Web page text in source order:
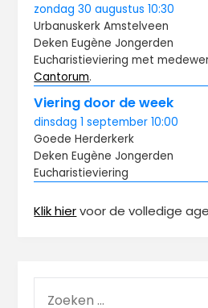
zondag 30 augustus10:30
Urbanuskerk Amstelveen
Deken Eugène Jongerden
Eucharistieviering met
Cantorum.
Viering door de week
dinsdag 1 september10:00
Goede Herderkerk
Deken Eugène Jongerden
Eucharistieviering
Klik hiervoor de volledige